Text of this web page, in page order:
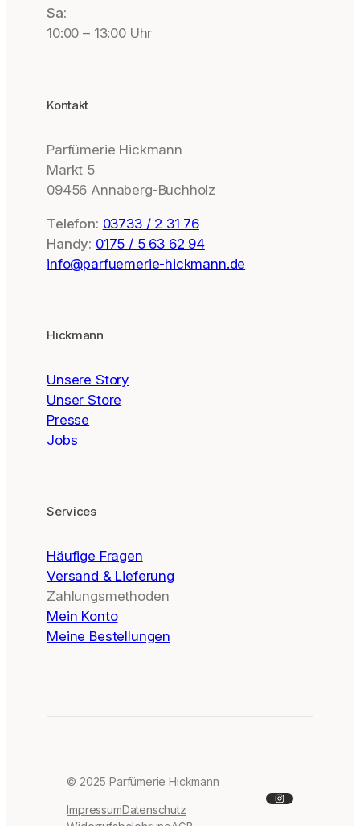
Sa:
10:00 – 13:00 Uhr
Kontakt
Parfümerie Hickmann
Markt 5
09456 Annaberg-Buchholz
Telefon: 03733 / 2 31 76
Handy: 0175 / 5 63 62 94
info@parfuemerie-hickmann.de
Hickmann
Unsere Story
Unser Store
Presse
Jobs
Services
Häufige Fragen
Versand & Lieferung
Zahlungsmethoden
Mein Konto
Meine Bestellungen
© 2025 Parfümerie Hickmann
ImpressumDatenschutz
Instagram